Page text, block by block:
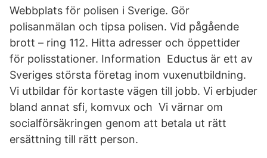
Webbplats för polisen i Sverige. Gör
polisanmälan och tipsa polisen. Vid pågående
brott – ring 112. Hitta adresser och öppettider
för polisstationer. Information Eductus är ett av
Sveriges största företag inom vuxenutbildning.
Vi utbildar för kortaste vägen till jobb. Vi erbjuder
bland annat sfi, komvux och Vi värnar om
socialförsäkringen genom att betala ut rätt
ersättning till rätt person.